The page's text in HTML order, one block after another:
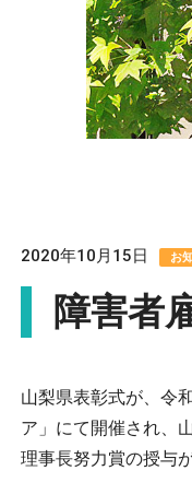
2020年10月15日
障害者
山梨県表彰式が、令
ア」にて開催され、
理事長努力賞の授与